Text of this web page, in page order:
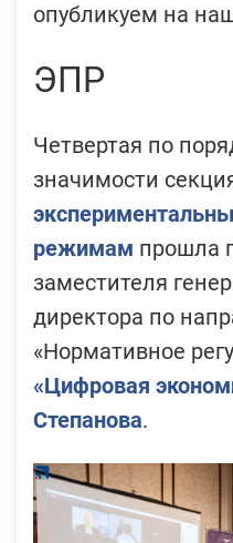
опубликуем на
ЭПР
Четвертая по
значимости
режимам прошла
заместителя
директора по
«Нормативное
«Цифровая
Степанова.